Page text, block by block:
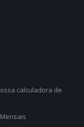
calculadora de